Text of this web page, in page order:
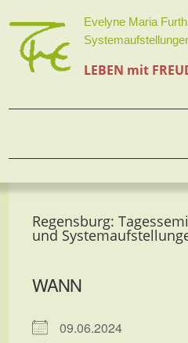
Evelyne Maria
LEBEN mit
Regensburg:
und
WANN
09.06.2024